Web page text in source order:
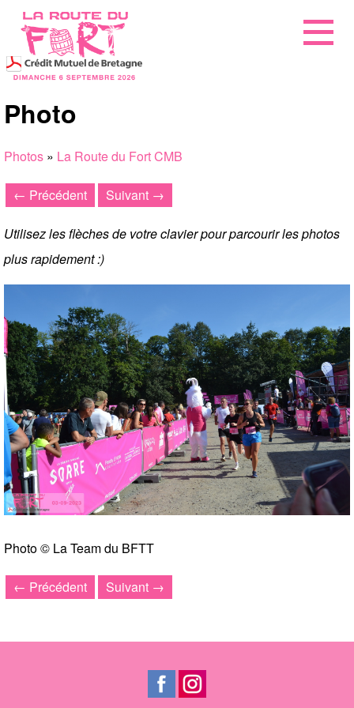
Photo
Photos » La Route du Fort CMB
← Précédent Suivant →
Utilisez les flèches de votre clavier pour parcourir les photos
plus rapidement :)
Photo © La Team du BFTT
← Précédent Suivant →